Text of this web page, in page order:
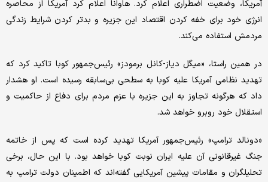
آمریکا، وضعیت اضطراری اعلام کرد. هاوانا اعلام کرد آمریکا از محاصره
انرژی خود برای خفه کردن اقتصاد این جزیره و بدتر کردن شرایط زندگی
مردمش استفاده می‌کند.
در همین راستا، «میگل دیاز-کانل برمودز» رئیس‌جمهور کوبا تاکید کرد که
تهدید نظامی آمریکا علیه کوبا به سطحی بی‌سابقه رسیده است. او هشدار
داد که هرگونه تجاوز به این جزیره با عزم مردم برای دفاع از حاکمیت و
استقلال خود روبرو خواهد شد.
«دونالد ترامپ» رئیس‌جمهور آمریکا تهدید کرده است که پس از خاتمه
جنگ غیرقانونی آن علیه ایران نوبت کوبا خواهد بود. با این حال، برخی
تحلیلگران و مقامات پیشین آمریکایی گفته‌اند که اطمینان دولت ترامپ به